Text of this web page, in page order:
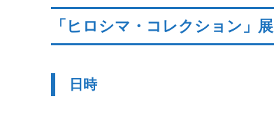
「ヒロシマ・コレクション」展
日時